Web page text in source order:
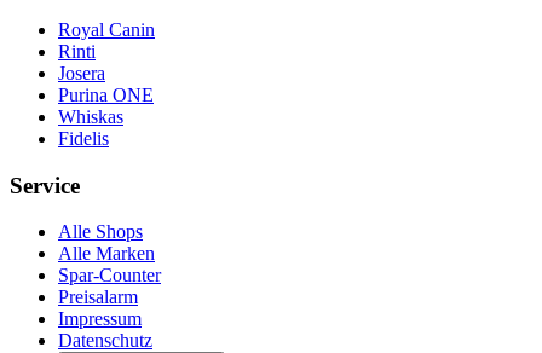
Royal Canin
Rinti
Josera
Purina ONE
Whiskas
Fidelis
Service
Alle Shops
Alle Marken
Spar-Counter
Preisalarm
Impressum
Datenschutz